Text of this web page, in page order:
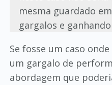
mesma guardado
gargalos e
Se fosse um caso
um gargalo de
abordagem que